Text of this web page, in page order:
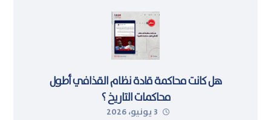
هل كانت محاكمة قادة نظام القذافي أطول
محاكمات التاريخ ؟
3 يونيو، 2026